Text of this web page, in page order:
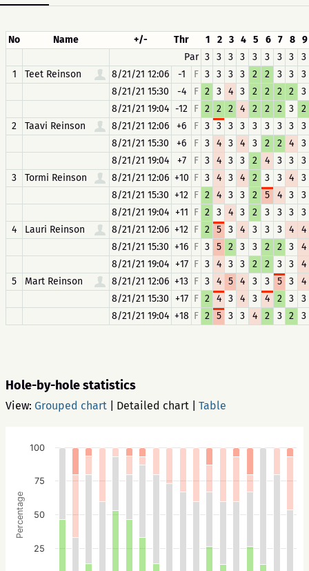
No Name +/- Thr 1 2 3 4 5 6 7 8 9
Par 3 3 3 3 3 3 3 3
3
1
Teet Reinson 8/21/21 12:06 -1 F 3 3 3 3 2 2 3 3
3
8/21/21 15:30
-4 F 2 3 4 3 2 2 2 2
3
8/21/21 19:04 -12 F 2 2 2 4 2 2 2 3
2
2
Taavi Reinson 8/21/21 12:06 +6 F 3 3 3 3 3 3 3 3
3
8/21/21 15:30
+6 F 3 4 3 4 3 2 2 4
3
8/21/21 19:04
+7 F 3 4 3 3 2 4 3 3
3
3
Tormi Reinson 8/21/21 12:06 +10 F 3 4 3 4 2 3 3 4
3
8/21/21 15:30 +12 F 2 4 3 3 2 5 4 3
3
8/21/21 19:04 +11 F 2 3 4 3 2 3 3 3
3
4
Lauri Reinson 8/21/21 12:06 +12 F 2 5 3 4 3 3 3 4
4
8/21/21 15:30 +16 F 3 5 2 3 3 2 2 3
4
8/21/21 19:04 +17 F 3 4 3 3 2 2 3 3
4
5
Mart Reinson 8/21/21 12:06 +13 F 3 4 5 4 3 3 5 3
4
8/21/21 15:30 +17 F 2 4 3 4 3 4 2 3
3
8/21/21 19:04 +18 F 2 5 3 3 4 2 3 2 3
Hole-by-hole statistics
View: Grouped chart Detailed chart Table
Percentage
25
50
75
100